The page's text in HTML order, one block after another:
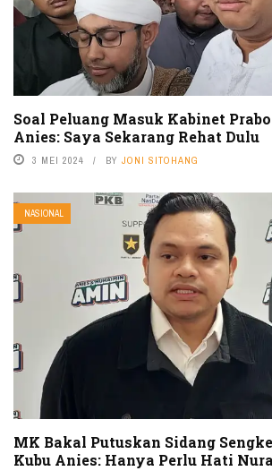
Soal Peluang Masuk Kabinet
Anies: Saya Sekarang Rehat Dulu
3 MEI 2024 BY JONI SITOHANG
NASIONAL
MK Bakal Putuskan Sidang
Kubu Anies: Hanya Perlu Hati